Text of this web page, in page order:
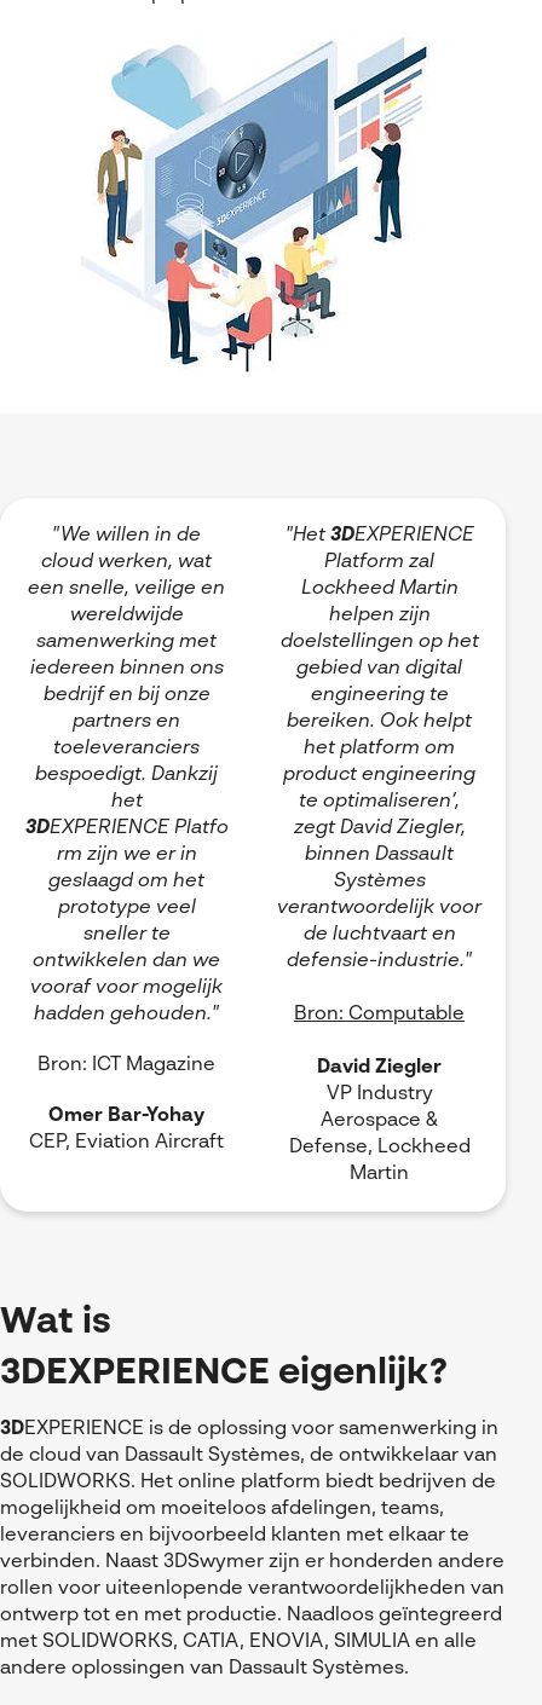
"We willen in de
cloud werken, wat
een snelle, veilige en
wereldwijde
samenwerking met
iedereen binnen ons
bedrijf en bij onze
partners en
toeleveranciers
bespoedigt. Dankzij
het
3DEXPERIENCE Platfo
rm zijn we er in
geslaagd om het
prototype veel
sneller te
ontwikkelen dan we
vooraf voor mogelijk
hadden gehouden."
Bron: ICT Magazine
Omer Bar-Yohay
CEP, Eviation Aircraft
"Het3DEXPERIENCE
Platform zal
Lockheed Martin
helpen zijn
doelstellingen op het
gebied van digital
engineering te
bereiken. Ook helpt
het platform om
product engineering
te optimaliseren’,
zegt David Ziegler,
binnen Dassault
Systèmes
verantwoordelijk voor
de luchtvaart en
defensie-industrie."
Bron: Computable
David Ziegler
VP Industry
Aerospace &
Defense, Lockheed
Martin
Wat is
3DEXPERIENCE eigenlijk?
3DEXPERIENCE is de oplossing voor samenwerking in
de cloud van Dassault Systèmes, de ontwikkelaar van
SOLIDWORKS. Het online platform biedt bedrijven de
mogelijkheid om moeiteloos afdelingen, teams,
leveranciers en bijvoorbeeld klanten met elkaar te
verbinden. Naast 3DSwymer zijn er honderden andere
rollen voor uiteenlopende verantwoordelijkheden van
ontwerp tot en met productie. Naadloos geïntegreerd
met SOLIDWORKS, CATIA, ENOVIA, SIMULIA en alle
andere oplossingen van Dassault Systèmes.